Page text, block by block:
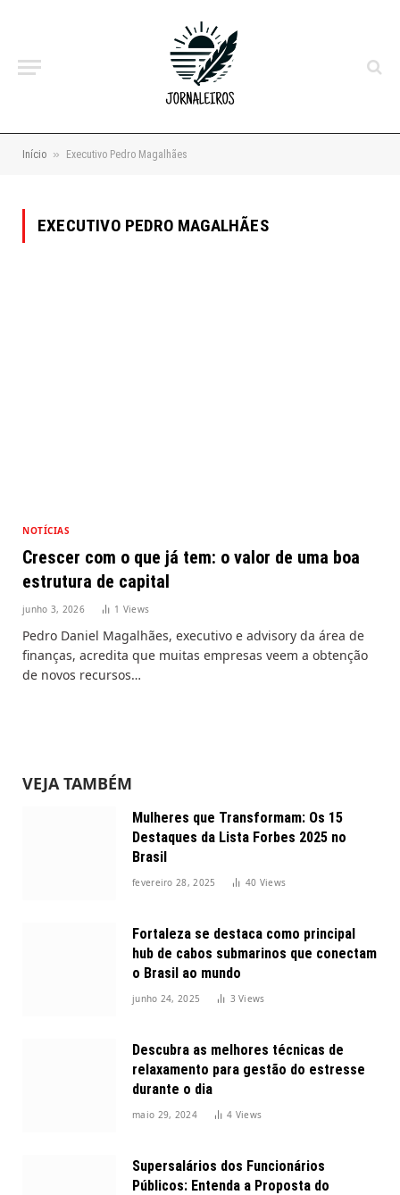
Início » Executivo Pedro Magalhães
EXECUTIVO PEDRO MAGALHÃES
NOTÍCIAS
Crescer com o que já tem: o valor de uma boa
estrutura de capital
junho 3, 2026 1 Views
Pedro Daniel Magalhães, executivo e advisory da área de
finanças, acredita que muitas empresas veem a obtenção
de novos recursos…
VEJA TAMBÉM
Mulheres que Transformam: Os 15
Destaques da Lista Forbes 2025 no
Brasil
fevereiro 28, 2025 40 Views
Fortaleza se destaca como principal
hub de cabos submarinos que conectam
o Brasil ao mundo
junho 24, 2025 3Views
Descubra as melhores técnicas de
relaxamento para gestão do estresse
durante o dia
maio 29, 2024 4 Views
Supersalários dos Funcionários
Públicos: Entenda a Proposta do